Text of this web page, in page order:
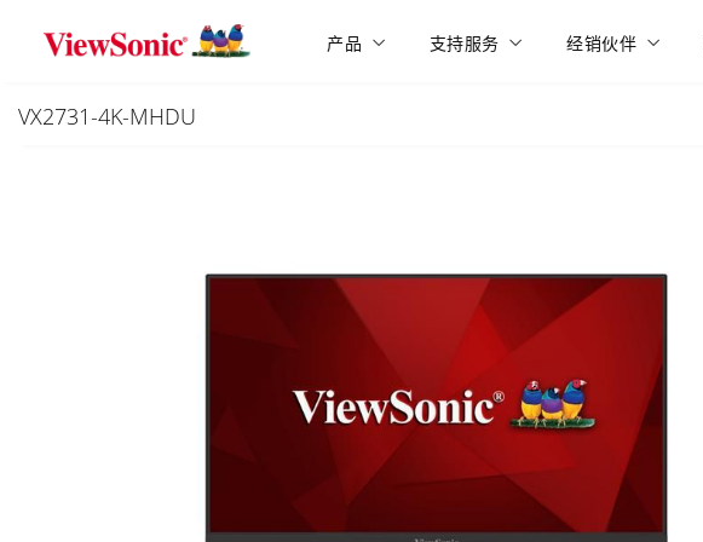
Skip to main content
产品 支持服务 经销伙伴
VX2731-4K-MHDU